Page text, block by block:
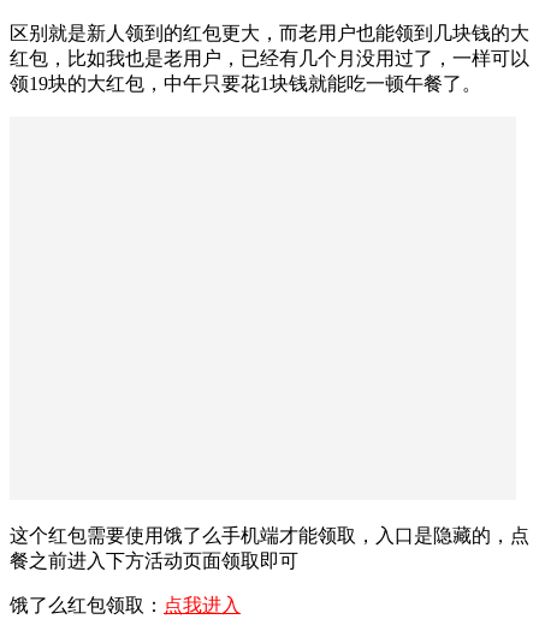
区别就是新人领到的红包更大，而老用户也能领到几块钱的大
红包，比如我也是老用户，已经有几个月没用过了，一样可以
领19块的大红包，中午只要花1块钱就能吃一顿午餐了。
这个红包需要使用饿了么手机端才能领取，入口是隐藏的，点
餐之前进入下方活动页面领取即可
饿了么红包领取： 点我进入